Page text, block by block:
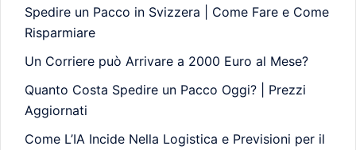
Spedire un Pacco in Svizzera | Come Fare e Come
Risparmiare
Un Corriere può Arrivare a 2000 Euro al Mese?
Quanto Costa Spedire un Pacco Oggi? | Prezzi
Aggiornati
Come L’IA Incide Nella Logistica e Previsioni per il